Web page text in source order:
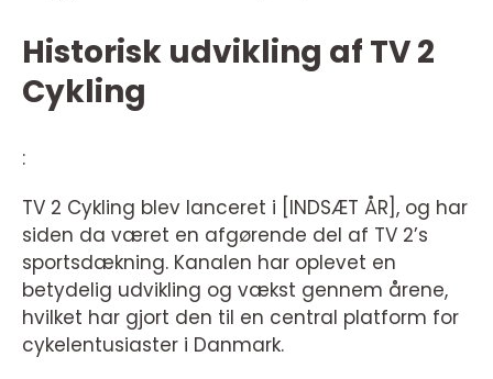
Historisk udvikling af TV 2
Cykling
:
TV 2 Cykling blev lanceret i [INDSÆT ÅR], og har
siden da været en afgørende del af TV 2’s
sportsdækning. Kanalen har oplevet en
betydelig udvikling og vækst gennem årene,
hvilket har gjort den til en central platform for
cykelentusiaster i Danmark.